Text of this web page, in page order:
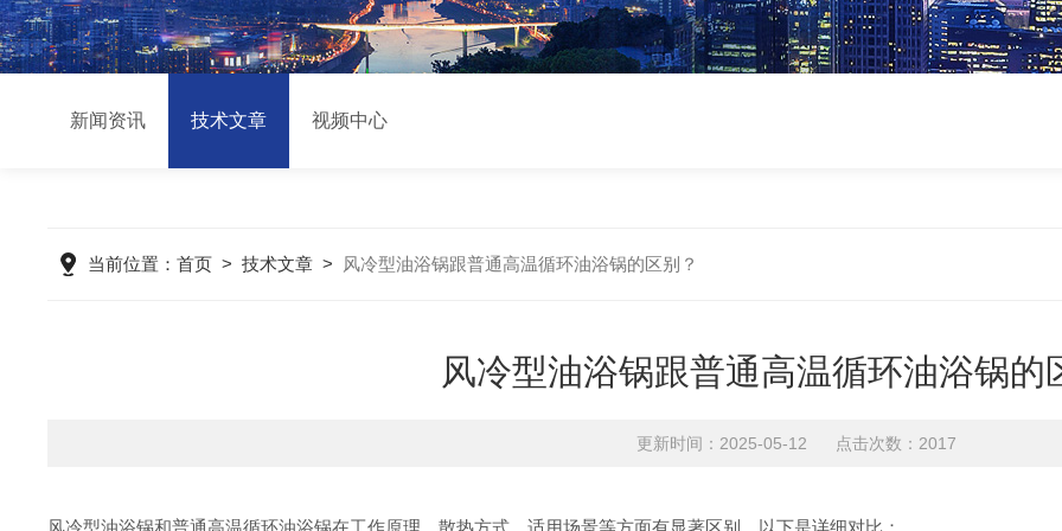
新闻资讯 技术文章 视频中心
当前位置：首页 >技术文章 > 风冷型油浴锅跟普通高温循环油浴锅的区别？
风冷型油浴锅跟普通高温循环油浴锅的
更新时间：2025-05-12 点击次数：2017
风冷型油浴锅和普通高温循环油浴锅在工作原理、散热方式、适用场景等方面有显著区别，以下是详细对比：